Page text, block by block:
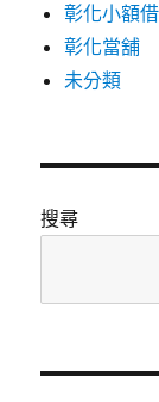
彰化小額
彰化當舖
未分類
搜尋